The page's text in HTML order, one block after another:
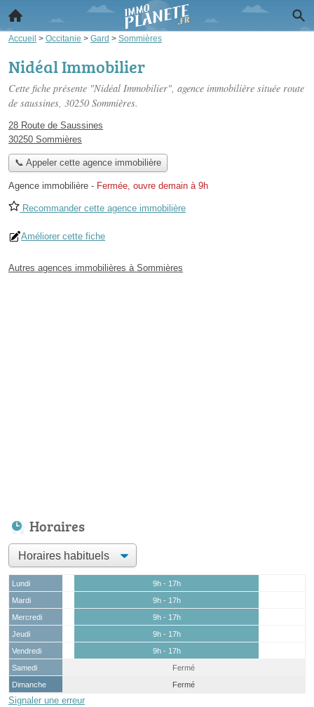
Accueil > Occitanie > Gard > Sommières
Nidéal Immobilier
Cette fiche présente "Nidéal Immobilier", agence immobilière située route
de saussines, 30250 Sommières.
28 Route de Saussines
30250 Sommières
📞 Appeler cette agence immobilière
Agence immobilière - Fermée, ouvre demain à 9h
Recommander cette agence immobilière
Améliorer cette fiche
Autres agences immobilières à Sommières
Horaires
Lundi
9h - 17h
Mardi
9h - 17h
Mercredi
9h - 17h
Jeudi
9h - 17h
Vendredi
9h - 17h
Samedi
Fermé
Dimanche
Fermé
Signaler une erreur